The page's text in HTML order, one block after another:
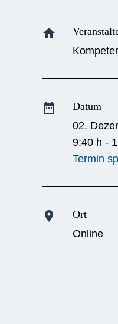
home
date_range
Datum
02.
9:40 h -
Termin
location_on
Ort
Online